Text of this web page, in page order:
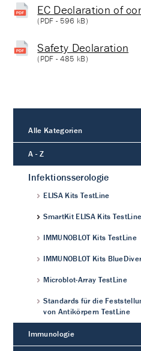
EC Declaration of
(PDF - 596 kB)
Safety Declaration
(PDF - 485 kB)
Alle Kategorien
A - Z
Infektionsserologie
ELISA Kits TestLine
SmartKit ELISA Kits TestLine
IMMUNOBLOT Kits TestLine
IMMUNOBLOT Kits
Microblot-Array TestLine
Standards für die
von Antikörpern TestLine
Immunologie